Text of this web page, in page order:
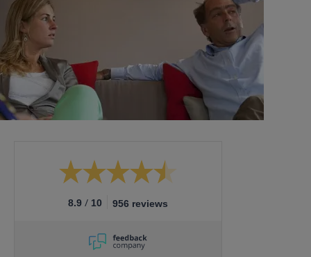
8.9 / 10 956 reviews